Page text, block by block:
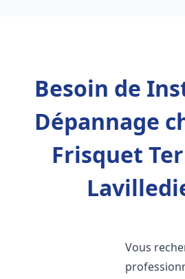
Besoin de
Dépannage
Frisquet
Vous